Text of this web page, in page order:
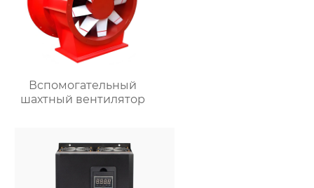
Вспомогательный
шахтный вентилятор